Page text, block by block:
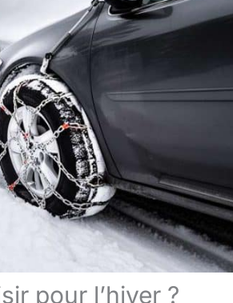
pour l’hiver ?